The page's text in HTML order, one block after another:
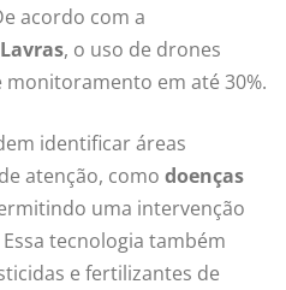
acordo com a
, o uso de drones
em até 30%.
identificar áreas
atenção, como doenças
uma intervenção
tecnologia também
e fertilizantes de